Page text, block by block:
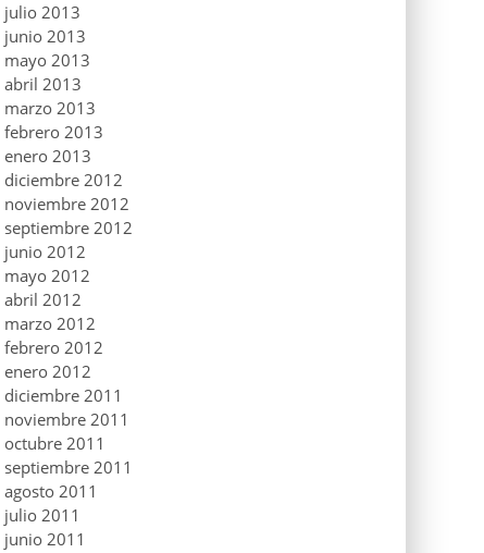
julio 2013
junio 2013
mayo 2013
abril 2013
marzo 2013
febrero 2013
enero 2013
diciembre 2012
noviembre 2012
septiembre 2012
junio 2012
mayo 2012
abril 2012
marzo 2012
febrero 2012
enero 2012
diciembre 2011
noviembre 2011
octubre 2011
septiembre 2011
agosto 2011
julio 2011
junio 2011